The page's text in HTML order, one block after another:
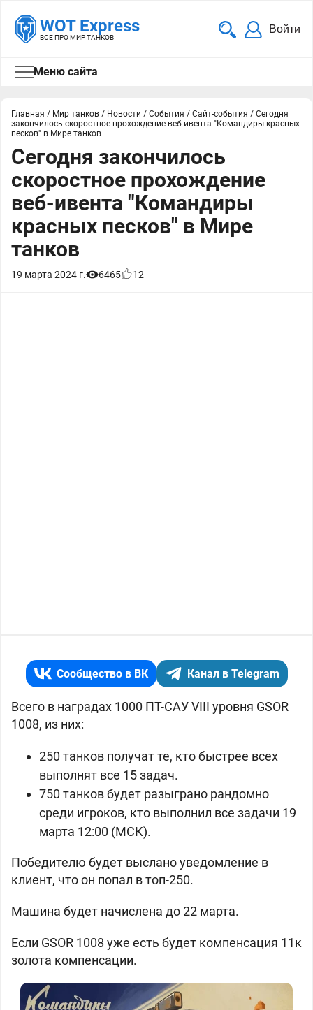
WOT Express
ВСЁ ПРО МИР ТАНКОВ
Войти
Меню сайта
Главная / Мир танков / Новости / События / Сайт-события / Сегодня
закончилось скоростное прохождение веб-ивента "Командиры красных
песков" в Мире танков
Сегодня закончилось
скоростное прохождение
веб-ивента "Командиры
красных песков" в Мире
танков
19 марта 2024 г. 6465 12
Сообщество в ВК Канал в Telegram
Всего в наградах 1000 ПТ-САУ VIII уровня GSOR
1008, из них:
250 танков получат те, кто быстрее всех
выполнят все 15 задач.
750 танков будет разыграно рандомно
среди игроков, кто выполнил все задачи 19
марта 12:00 (МСК).
Победителю будет выслано уведомление в
клиент, что он попал в топ-250.
Машина будет начислена до 22 марта.
Если GSOR 1008 уже есть будет компенсация 11к
золота компенсации.